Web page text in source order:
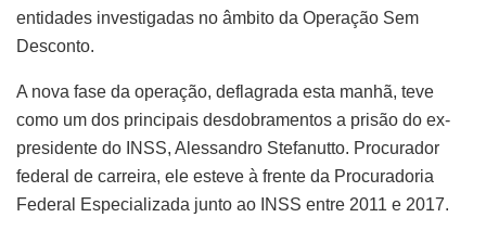
entidades investigadas no âmbito da Operação Sem
Desconto.
A nova fase da operação, deflagrada esta manhã, teve
como um dos principais desdobramentos a prisão do ex-
presidente do INSS, Alessandro Stefanutto. Procurador
federal de carreira, ele esteve à frente da Procuradoria
Federal Especializada junto ao INSS entre 2011 e 2017.